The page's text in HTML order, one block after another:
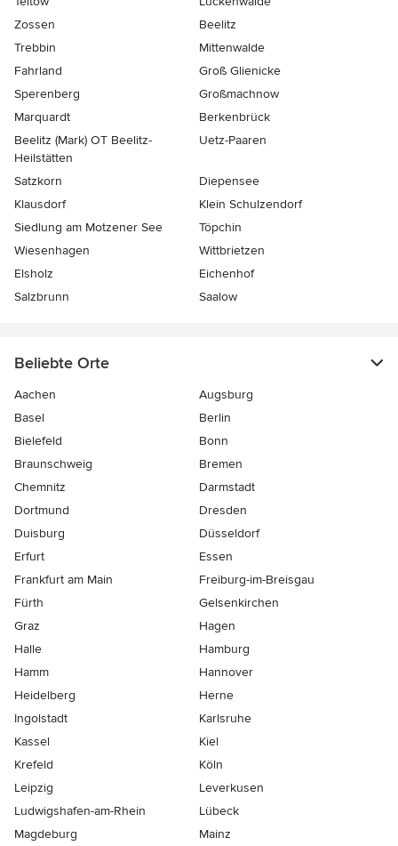
Zossen
Beelitz
Trebbin
Mittenwalde
Fahrland
Groß Glienicke
Sperenberg
Großmachnow
Marquardt
Berkenbrück
Beelitz (Mark) OT Beelitz-
Heilstätten
Uetz-Paaren
Satzkorn
Diepensee
Klausdorf
Klein Schulzendorf
Siedlung am Motzener See
Töpchin
Wiesenhagen
Wittbrietzen
Elsholz
Eichenhof
Salzbrunn
Saalow
Beliebte Orte
Aachen
Augsburg
Basel
Berlin
Bielefeld
Bonn
Braunschweig
Bremen
Chemnitz
Darmstadt
Dortmund
Dresden
Duisburg
Düsseldorf
Erfurt
Essen
Frankfurt am Main
Freiburg-im-Breisgau
Fürth
Gelsenkirchen
Graz
Hagen
Halle
Hamburg
Hamm
Hannover
Heidelberg
Herne
Ingolstadt
Karlsruhe
Kassel
Kiel
Krefeld
Köln
Leipzig
Leverkusen
Ludwigshafen-am-Rhein
Lübeck
Magdeburg
Mainz